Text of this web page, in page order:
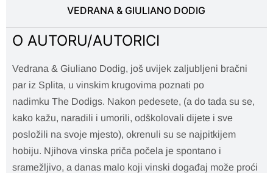
VEDRANA & GIULIANO DODIG
O AUTORU/AUTORICI
Vedrana & Giuliano Dodig, još uvijek zaljubljeni bračni
par iz Splita, u vinskim krugovima poznati po
nadimku The Dodigs. Nakon pedesete, (a do tada su se,
kako kažu, naradili i umorili, odškolovali dijete i sve
posložili na svoje mjesto), okrenuli su se najpitkijem
hobiju. Njihova vinska priča počela je spontano i
sramežljivo, a danas malo koji vinski događaj može proći